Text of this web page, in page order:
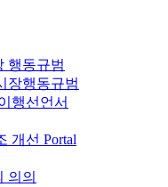
행동규범
장행동규범
행선언서
개선 Portal
의의